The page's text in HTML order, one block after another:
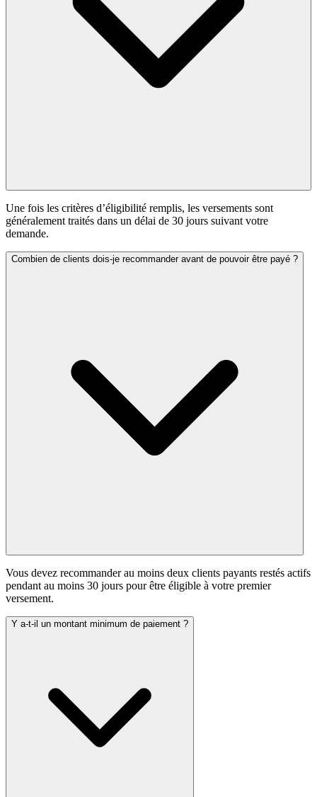
Une fois les critères d’éligibilité remplis, les versements sont
généralement traités dans un délai de 30 jours suivant votre
demande.
Combien de clients dois-je recommander avant de pouvoir être payé ?
Vous devez recommander au moins deux clients payants restés actifs
pendant au moins 30 jours pour être éligible à votre premier
versement.
Y a-t-il un montant minimum de paiement ?